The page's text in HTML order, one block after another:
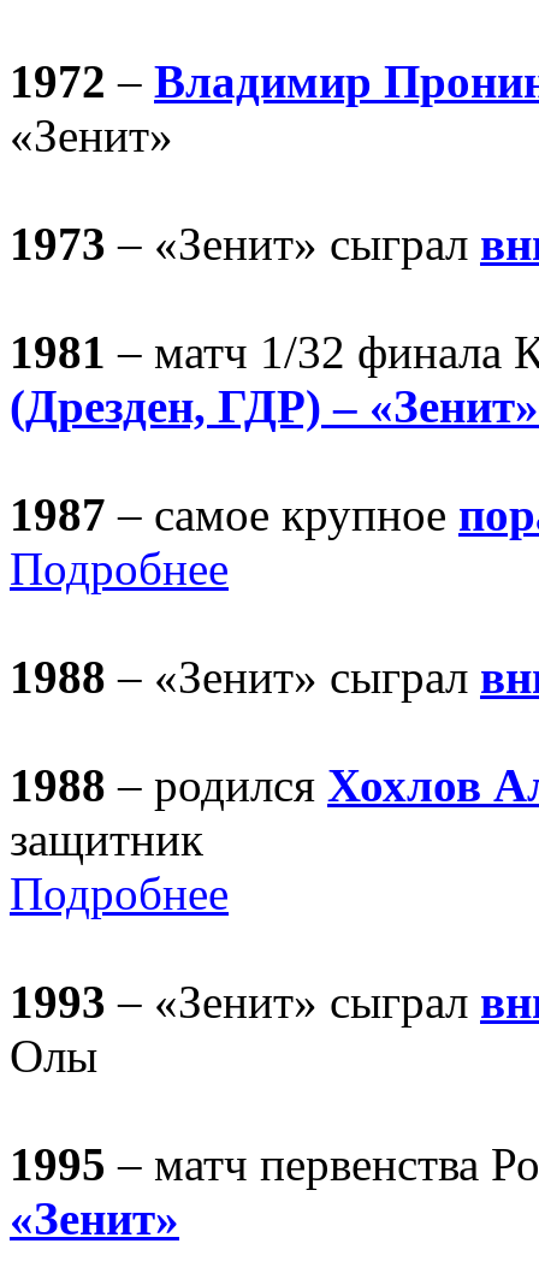
1972 – Владимир
«Зенит»
1973 – «Зенит» сыграл
1981 – матч 1/32
(Дрезден, ГДР) – «Зенит»
1987– самое крупное
Подробнее
1988 – «Зенит» сыграл
1988– родился Хохлов
защитник
Подробнее
1993 – «Зенит» сыграл
Олы
1995 – матч первенства
«Зенит»